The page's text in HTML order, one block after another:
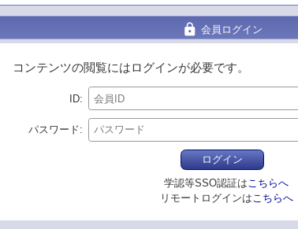
lock 会員ログイン
コンテンツの閲覧にはログインが必要です。
ID
パスワード
ログイン
学認等SSO認証は こちらへ
リモートログインは こちらへ